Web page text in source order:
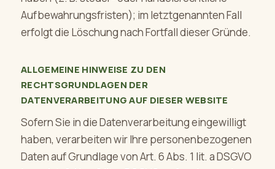
Aufbewahrungsfristen); im letztgenannten Fall
erfolgt die Löschung nach Fortfall dieser Gründe.
ALLGEMEINE HINWEISE ZU DEN
RECHTSGRUNDLAGEN DER
DATENVERARBEITUNG AUF DIESER WEBSITE
Sofern Sie in die Datenverarbeitung eingewilligt
haben, verarbeiten wir Ihre personenbezogenen
Daten auf Grundlage von Art. 6 Abs. 1 lit. a DSGVO